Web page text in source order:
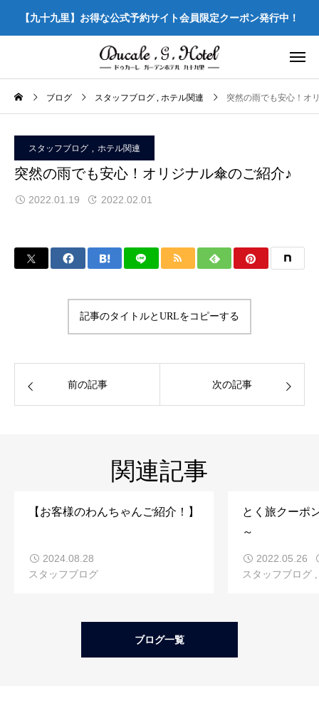
【九十九里】お得な公式予約サイト会員限定クーポン発行中！
ブログ スタッフブログ ホテル関連 突然の雨でも安心！オ
スタッフブログ ホテル関連
突然の雨でも安心！オリジナル傘のご紹介♪
2022.01.19 2022.02.01
記事のタイトルとURLをコピーする
前の記事 次の記事
関連記事
【お客様のわんちゃんご紹介！】
2024.08.28
スタッフブログ
とく旅クーポ
～
2022.05.26
スタッフブログ
ブログ一覧